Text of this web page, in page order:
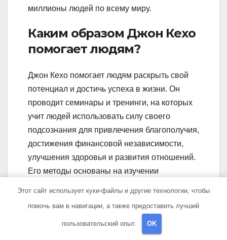
миллионы людей по всему миру.
Каким образом Джон Кехо
помогает людям?
Джон Кехо помогает людям раскрыть свой
потенциал и достичь успеха в жизни. Он
проводит семинары и тренинги, на которых
учит людей использовать силу своего
подсознания для привлечения благополучия,
достижения финансовой независимости,
улучшения здоровья и развития отношений.
Его методы основаны на изучении
Этот сайт использует куки-файлы и другие технологии, чтобы
помочь вам в навигации, а также предоставить лучший
пользовательский опыт. OK